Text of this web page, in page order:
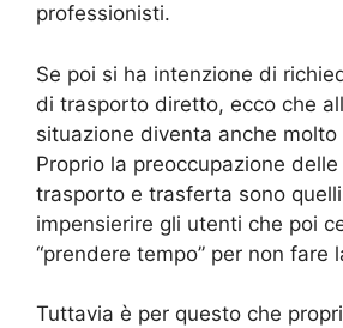
professionisti.
Se poi si ha intenzione di
di trasporto diretto, ecco che
situazione diventa anche molto
Proprio la preoccupazione
trasporto e trasferta sono
impensierire gli utenti che poi
“prendere tempo” per non fare
Tuttavia è per questo che